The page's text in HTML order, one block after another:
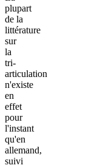
plupart
de la
littérature
sur
la
tri-
articulation
n'existe
en
effet
pour
l'instant
qu'en
allemand,
suivi